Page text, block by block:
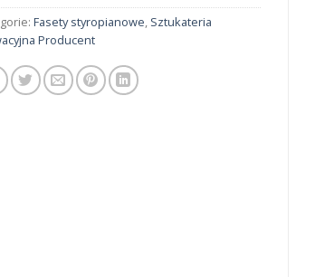
Fasety styropianowe, Sztukateria
Producent